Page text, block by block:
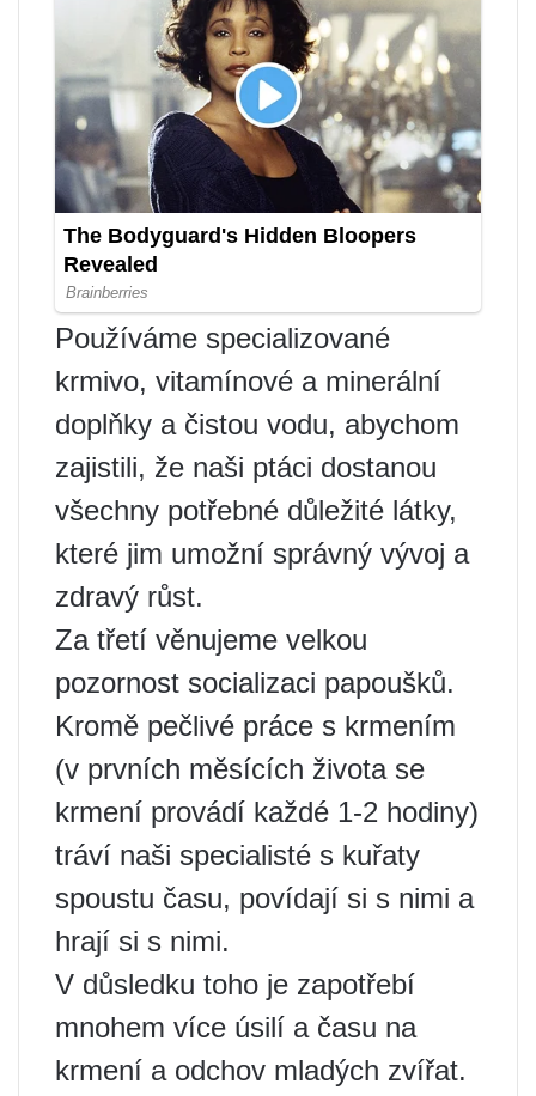
Používáme specializované
krmivo, vitamínové a minerální
doplňky a čistou vodu, abychom
zajistili, že naši ptáci dostanou
všechny potřebné důležité látky,
které jim umožní správný vývoj a
zdravý růst.
Za třetí věnujeme velkou
pozornost socializaci papoušků.
Kromě pečlivé práce s krmením
(v prvních měsících života se
krmení provádí každé 1-2 hodiny)
tráví naši specialisté s kuřaty
spoustu času, povídají si s nimi a
hrají si s nimi.
V důsledku toho je zapotřebí
mnohem více úsilí a času na
krmení a odchov mladých zvířat.